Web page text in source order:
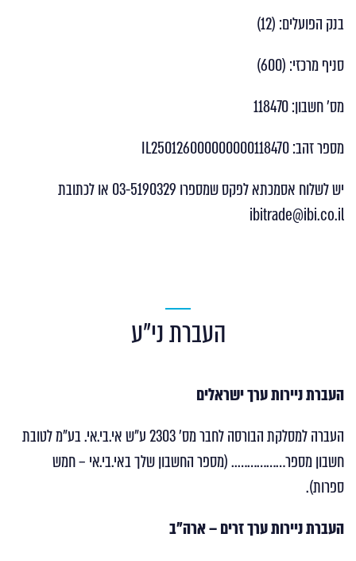
בנק הפועלים: (12)
סניף מרכזי: (600)
מס’ חשבון: 118470
מספר זהב: IL250126000000000118470
יש לשלוח אסמכתא לפקס שמספרו 03-5190329 או לכתובת
ibitrade@ibi.co.il
העברת ני”ע
העברת ניירות ערך ישראלים
העברה למסלקת הבורסה לחבר מס’ 2303 ע”ש אי.בי.אי. בע”מ לטובת
חשבון מספר…………….. (מספר החשבון שלך באי.בי.אי – חמש
ספרות).
העברת ניירות ערך זרים – ארה”ב